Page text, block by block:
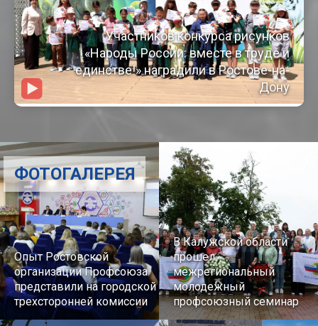
Участников конкурса рисунков
«Народы России: вместе в труде и
единстве!» наградили в Ростове-на-
Дону
Опыт Ростовской
организации Профсоюза
представили на городской
трехсторонней комиссии
В Калужской области
прошел
межрегиональный
молодежный
профсоюзный семинар
ФОТОГАЛЕРЕЯ